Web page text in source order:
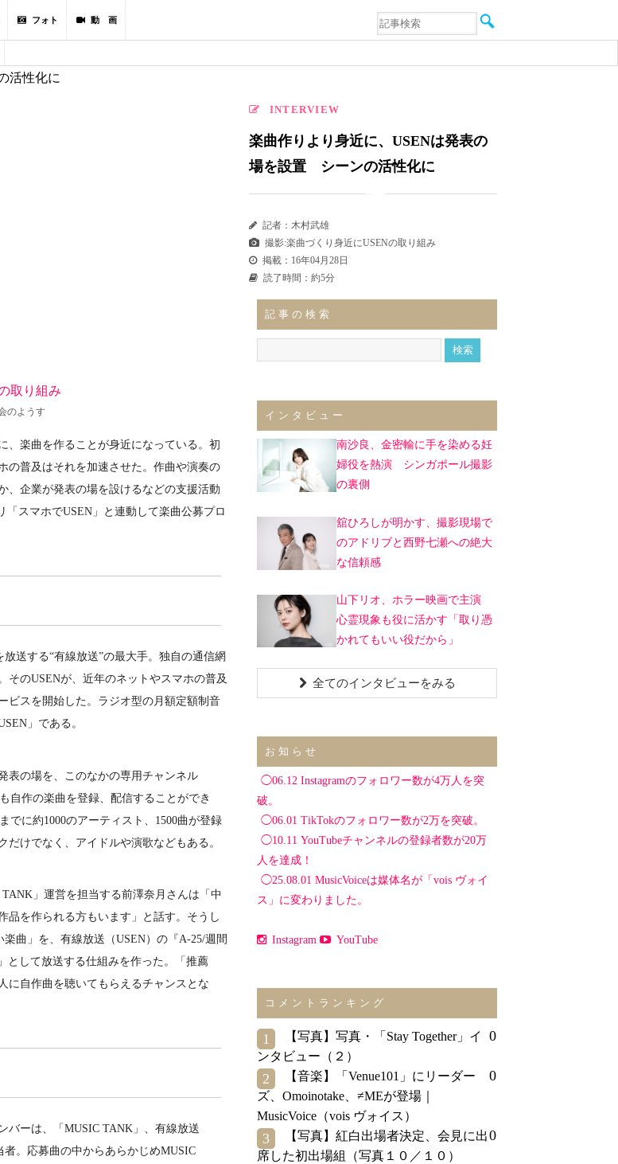
フォト 動 画
音楽
エンタメ
INTERVIEW
楽曲作りより身近に、USENは発表の
場を設置 シーンの活性化に
記者：木村武雄
撮影:楽曲づくり身近にUSENの取り組み
掲載：16年04月28日
読了時間：約5分
のようす
楽曲を作ることが身近になっている。初
の普及はそれを加速させた。作曲や演奏の
、企業が発表の場を設けるなどの支援活動
スマホでUSEN」と連動して楽曲公募プロ
送する“有線放送”の最大手。独自の通信網
そのUSENが、近年のネットやスマホの普及
ビスを開始した。ラジオ型の月額定額制音
」である。
表の場を、このなかの専用チャンネル
自作の楽曲を登録、配信することができ
でに約1000のアーティスト、1500曲が登録
けでなく、アイドルや演歌などもある。
」運営を担当する前澤奈月さんは「中
品を作られる方もいます」と話す。そうし
曲」を、有線放送（USEN）の『A-25/週間
として放送する仕組みを作った。「推薦
に自作曲を聴いてもらえるチャンスとな
ーは、「MUSIC TANK」、有線放送
者。応募曲の中からあらかじめMUSIC
記事の検索
インタビュー
南沙良、金密輸に手を染める妊
婦役を熱演 シンガポール撮影
の裏側
舘ひろしが明かす、撮影現場で
のアドリブと西野七瀬への絶大
な信頼感
山下リオ、ホラー映画で主演
心霊現象も役に活かす「取り憑
かれてもいい役だから」
全てのインタビューをみる
お知らせ
◯06.12 Instagramのフォロワー数が4万人を突
破。
◯06.01 TikTokのフォロワー数が2万を突破。
◯10.11 YouTubeチャンネルの登録者数が20万
人を達成！
◯25.08.01 MusicVoiceは媒体名が「vois ヴォイ
ス」に変わりました。
Instagram YouTube
コメントランキング
1
【写真】写真・「Stay Together」イ
ンタビュー（２）
0
2
【音楽】「Venue101」にリーダー
ズ、Omoinotake、≠MEが登場｜
MusicVoice（vois ヴォイス）
0
3
【写真】紅白出場者決定、会見に出
席した初出場組（写真１０／１０）
0